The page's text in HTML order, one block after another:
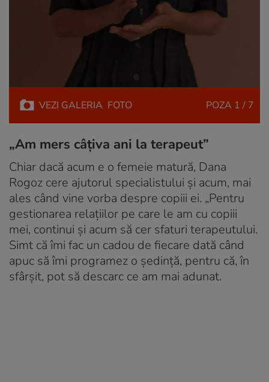
VEZI GALERIA FOTO POZA 1 / 7
„Am mers câțiva ani la terapeut”
Chiar dacă acum e o femeie matură, Dana
Rogoz cere ajutorul specialistului și acum, mai
ales când vine vorba despre copiii ei. „Pentru
gestionarea relațiilor pe care le am cu copiii
mei, continui și acum să cer sfaturi terapeutului.
Simt că îmi fac un cadou de fiecare dată când
apuc să îmi programez o ședință, pentru că, în
sfârșit, pot să descarc ce am mai adunat.